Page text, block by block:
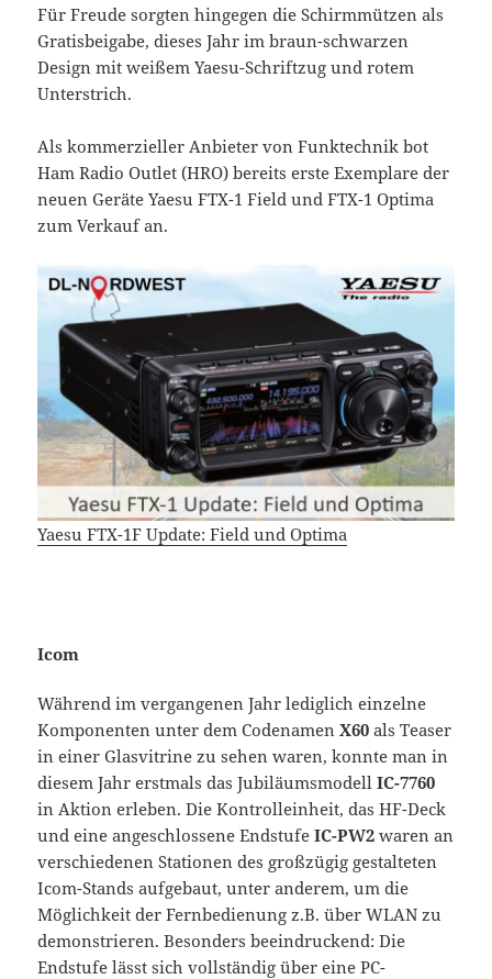
Für Freude sorgten hingegen die Schirmmützen als
Gratisbeigabe, dieses Jahr im braun-schwarzen
Design mit weißem Yaesu-Schriftzug und rotem
Unterstrich.
Als kommerzieller Anbieter von Funktechnik bot
Ham Radio Outlet (HRO) bereits erste Exemplare der
neuen Geräte Yaesu FTX-1 Field und FTX-1 Optima
zum Verkauf an.
Yaesu FTX-1F Update: Field und Optima
Icom
Während im vergangenen Jahr lediglich einzelne
Komponenten unter dem CodenamenX60 als Teaser
in einer Glasvitrine zu sehen waren, konnte man in
diesem Jahr erstmals das JubiläumsmodellIC-7760
in Aktion erleben. Die Kontrolleinheit, das HF-Deck
und eine angeschlossene EndstufeIC-PW2 waren an
verschiedenen Stationen des großzügig gestalteten
Icom-Stands aufgebaut, unter anderem, um die
Möglichkeit der Fernbedienung z.B. über WLAN zu
demonstrieren. Besonders beeindruckend: Die
Endstufe lässt sich vollständig über eine PC-